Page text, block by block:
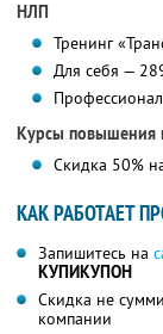
НЛП
Тренинг
Для себя —
Курсы повышения
Скидка 50%
КАК РАБОТАЕТ
Запишитесь на
КУПИКУПОН
Скидка не
компании